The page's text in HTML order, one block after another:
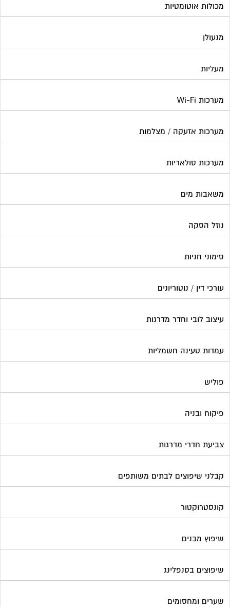
מכולות אוטומטיות
מנעולן
מעליות
מערכות Wi-Fi
מערכות אזעקה / מצלמות
מערכות סולאריות
משאבות מים
נוזל הסקה
סימוני חניות
עורכי דין / נוטוריונים
עיצוב לובי וחדר מדרגות
עמדות טעינה חשמליות
פוליש
פיקוח ובניה
צביעת חדרי מדרגות
קבלני שיפוצים לבתים משותפים
קונסטרוקטור
שיפוץ מבנים
שיפוצים בסנפלינג
שערים ומחסומים